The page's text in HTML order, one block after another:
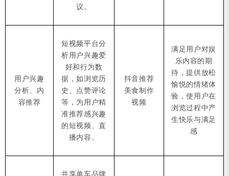
议。
用户兴趣
分析、内
容推荐
短视频平台分
析用户兴趣爱
好和行为数
据，如浏览历
史、点赞评论
等，为用户精
准推荐感兴趣
的短视频、直
播内容。
抖音推荐
美食制作
视频
满足用户对娱
乐内容的期
待，提供放松
愉悦的情绪体
验，使用户在
浏览过程中产
生快乐与满足
感
共享单车品牌